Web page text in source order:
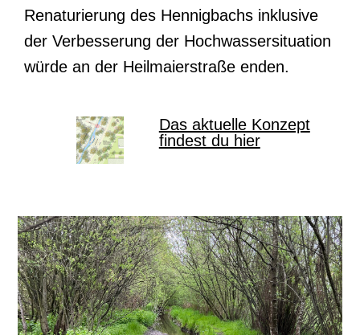
Renaturierung des Hennigbachs inklusive
der Verbesserung der Hochwassersituation
würde an der Heilmaierstraße enden.
Das aktuelle Konzept
findest du hier